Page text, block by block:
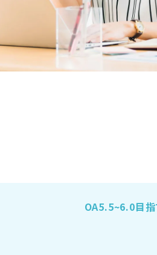
OA5.5~6.0目